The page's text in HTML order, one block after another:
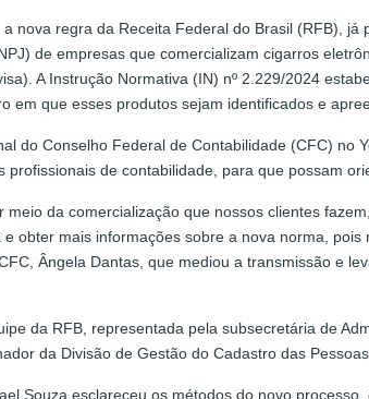
nova regra da Receita Federal do Brasil (RFB),
de empresas que comercializam cigarros
A Instrução Normativa (IN) nº 2.229/2024
em que esses produtos sejam identificados e
do Conselho Federal de Contabilidade (CFC)
de contabilidade, para que possam
meio da comercialização que nossos clientes
obter mais informações sobre a nova norma,
Ângela Dantas, que mediou a transmissão e
da RFB, representada pela subsecretária de
da Divisão de Gestão do Cadastro das
Souza esclareceu os métodos do novo